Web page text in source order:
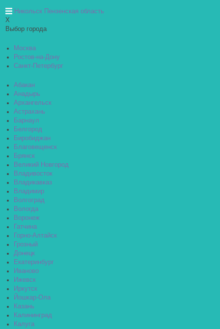
Никольск Пензенская область
X
Выбор города
Москва
Ростов-на-Дону
Санкт-Петербург
Абакан
Анадырь
Архангельск
Астрахань
Барнаул
Белгород
Биробиджан
Благовещенск
Брянск
Великий Новгород
Владивосток
Владикавказ
Владимир
Волгоград
Вологда
Воронеж
Гатчина
Горно-Алтайск
Грозный
Донецк
Екатеринбург
Иваново
Ижевск
Иркутск
Йошкар-Ола
Казань
Калининград
Калуга